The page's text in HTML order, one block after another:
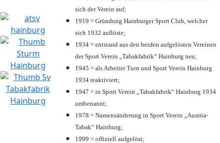
sich der Verein auf;
1919 = Gründung Hainburger Sport Club, welcher
sich 1932 auflöste;
1934 = entstand aus den beiden aufgelösten Vereinen
der Sport Verein „Tabakfabrik“ Hainburg neu;
1945 = als Arbeiter Turn und Sport Verein Hainburg
1934 reaktiviert;
1947 = in Sport Verein „Tabakfabrik“ Hainburg 1934
umbenannt;
1978 = Namensänderung in Sport Verein „Austria-
Tabak“ Hainburg;
1999 = offiziell aufgelöst;